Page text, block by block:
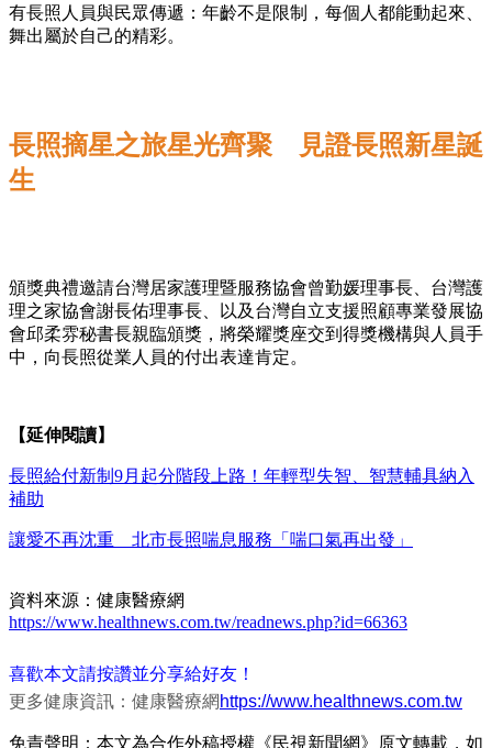
有長照人員與民眾傳遞：年齡不是限制，每個人都能動起來、
舞出屬於自己的精彩。
長照摘星之旅星光齊聚 見證長照新星誕
生
頒獎典禮邀請台灣居家護理暨服務協會曾勤媛理事長、台灣護
理之家協會謝長佑理事長、以及台灣自立支援照顧專業發展協
會邱柔雰秘書長親臨頒獎，將榮耀獎座交到得獎機構與人員手
中，向長照從業人員的付出表達肯定。
【延伸閱讀】
長照給付新制9月起分階段上路！年輕型失智、智慧輔具納入
補助
讓愛不再沈重 北市長照喘息服務「喘口氣再出發」
資料來源：健康醫療網
https://www.healthnews.com.tw/readnews.php?id=66363
喜歡本文請按讚並分享給好友！
更多健康資訊：健康醫療網 https://www.healthnews.com.tw
免責聲明：本文為合作外稿授權《民視新聞網》原文轉載，如